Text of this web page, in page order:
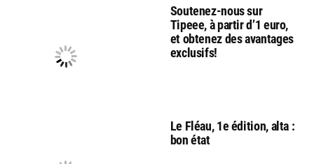
Soutenez-nous sur
Tipeee, à partir d’1 euro,
et obtenez des avantages
exclusifs!
Le Fléau, 1e édition, alta :
bon état